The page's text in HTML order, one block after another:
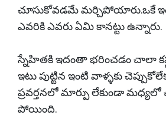
చూసుకోవడమే మర్చిపోయారు.ఒకే
ఎవరికి ఎవరు ఏమి కానట్టు ఉన్నారు.
స్నేహితకి ఇదంతా భరించడం చాలా
ఇటు పుట్టిన ఇంటి వాళ్ళకు
ప్రవర్తనలో మార్పు లేకుండా
పోయింది.